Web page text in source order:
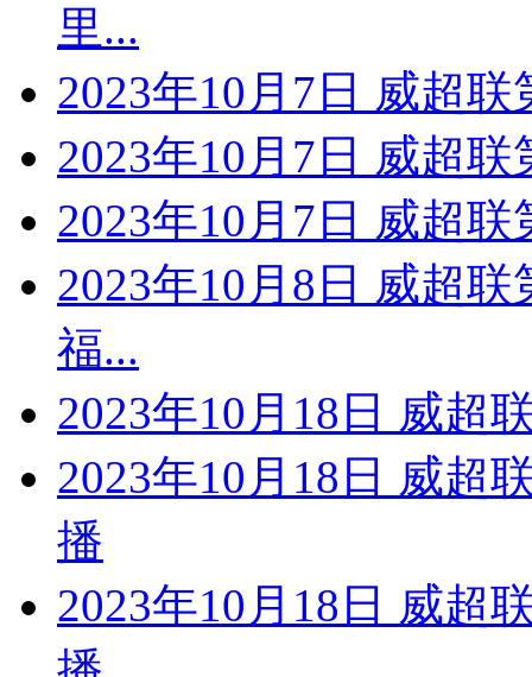
里...
2023年10月7日 威超
2023年10月7日 威超
2023年10月7日 威超
2023年10月8日 威超
福...
2023年10月18日 威超
2023年10月18日 威超
播
2023年10月18日 威超